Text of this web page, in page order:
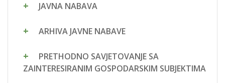
JAVNA NABAVA
ARHIVA JAVNE NABAVE
PRETHODNO SAVJETOVANJE SA
ZAINTERESIRANIM GOSPODARSKIM SUBJEKTIMA